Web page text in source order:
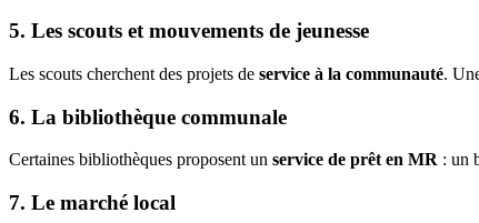
5. Les scouts et mouvements de jeunesse
Les scouts cherchent des projets de service à la communauté.
6. La bibliothèque communale
Certaines bibliothèques proposent un service de prêt en MR : un
7. Le marché local